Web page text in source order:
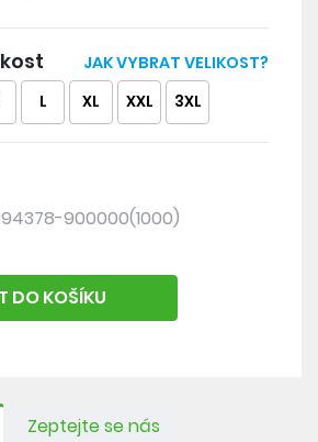
JAK VYBRAT VELIKOST?
L XL XXL 3XL
900000(1000)
DO KOŠÍKU
Zeptejte se nás